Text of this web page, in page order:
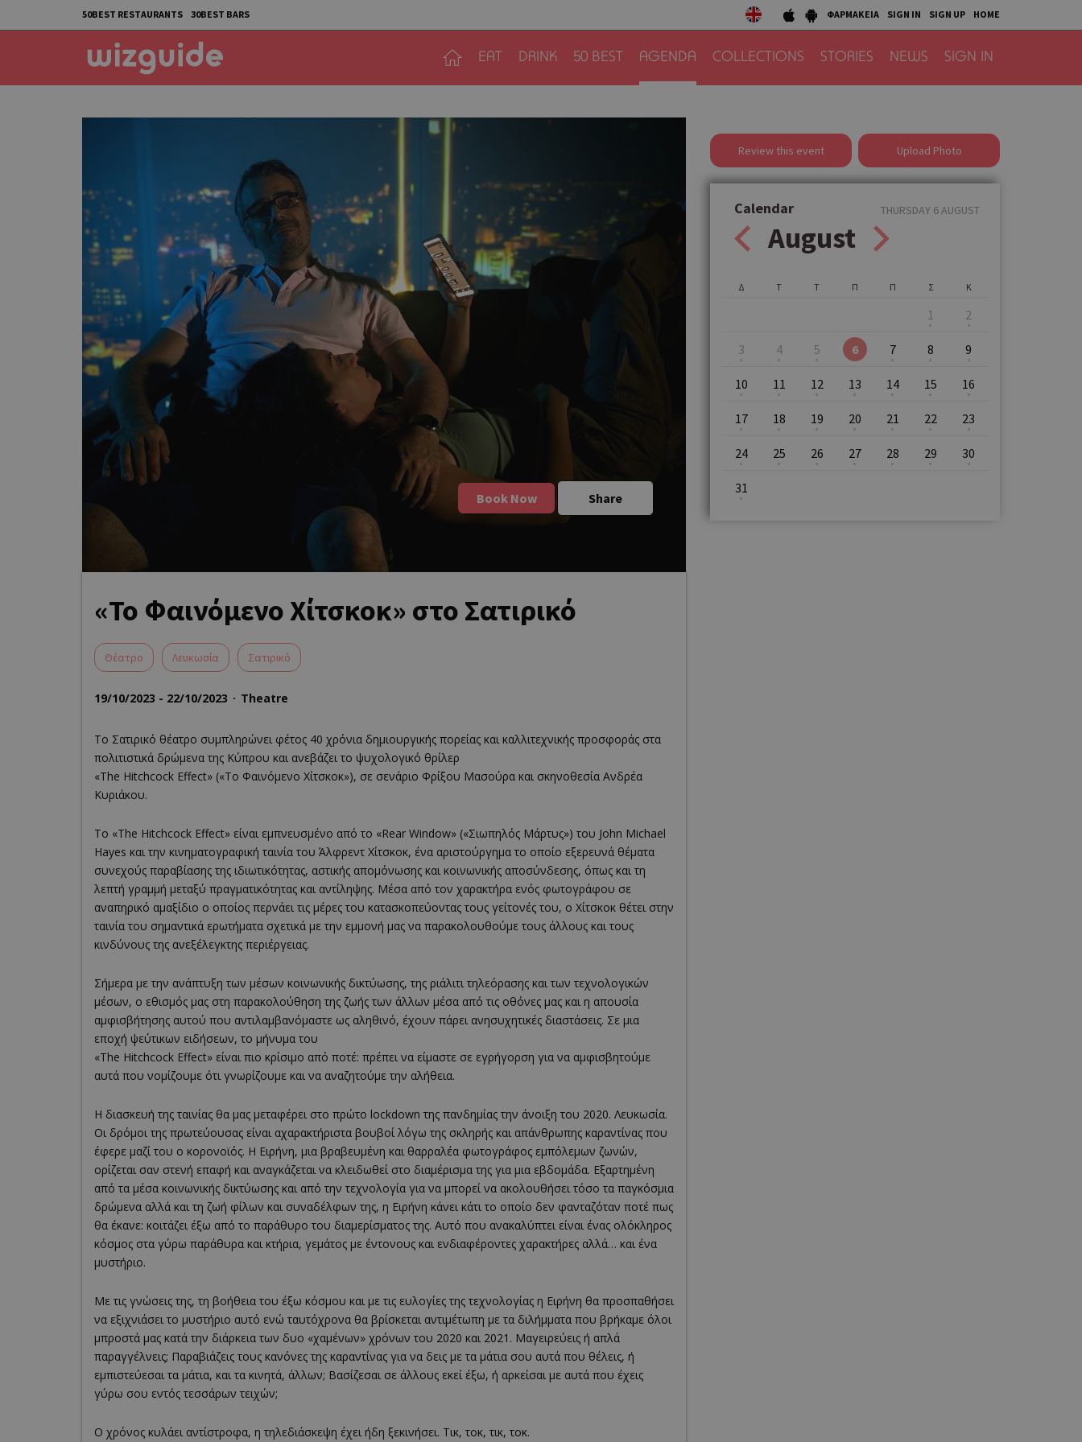
50BEST RESTAURANTS 30BEST BARS ΦΑΡΜΑΚΕΙΑ SIGN IN SIGN UP HOME
EAT DRINK 50 BEST AGENDA COLLECTIONS STORIES NEWS SIGN IN
Book Now Share
«Το Φαινόμενο Χίτσκοκ» στο Σατιρικό
Θέατρο Λευκωσία Σατιρικό
19/10/2023 - 22/10/2023 Theatre
Το Σατιρικό θέατρο συμπληρώνει φέτος 40 χρόνια δημιουργικής πορείας και καλλιτεχνικής προσφοράς στα
πολιτιστικά δρώμενα της Κύπρου και ανεβάζει το ψυχολογικό θρίλερ
«The Hitchcock Effect» («Το Φαινόμενο Χίτσκοκ»), σε σενάριο Φρίξου Μασούρα και σκηνοθεσία Ανδρέα
Κυριάκου.
Το «The Hitchcock Effect» είναι εμπνευσμένο από το «Rear Window» («Σιωπηλός Μάρτυς») του Jοhn Michael
Hayes και την κινηματογραφική ταινία του Άλφρεντ Χίτσκοκ, ένα αριστούργημα το οποίο εξερευνά θέματα
συνεχούς παραβίασης της ιδιωτικότητας, αστικής απομόνωσης και κοινωνικής αποσύνδεσης, όπως και τη
λεπτή γραμμή μεταξύ πραγματικότητας και αντίληψης. Μέσα από τον χαρακτήρα ενός φωτογράφου σε
αναπηρικό αμαξίδιο ο οποίος περνάει τις μέρες του κατασκοπεύοντας τους γείτονές του, ο Χίτσκοκ θέτει στην
ταινία του σημαντικά ερωτήματα σχετικά με την εμμονή μας να παρακολουθούμε τους άλλους και τους
κινδύνους της ανεξέλεγκτης περιέργειας.
Σήμερα με την ανάπτυξη των μέσων κοινωνικής δικτύωσης, της ριάλιτι τηλεόρασης και των τεχνολογικών
μέσων, ο εθισμός μας στη παρακολούθηση της ζωής των άλλων μέσα από τις οθόνες μας και η απουσία
αμφισβήτησης αυτού που αντιλαμβανόμαστε ως αληθινό, έχουν πάρει ανησυχητικές διαστάσεις. Σε μια
εποχή ψεύτικων ειδήσεων, το μήνυμα του
«The Hitchcock Effect» είναι πιο κρίσιμο από ποτέ: πρέπει να είμαστε σε εγρήγορση για να αμφισβητούμε
αυτά που νομίζουμε ότι γνωρίζουμε και να αναζητούμε την αλήθεια.
Η διασκευή της ταινίας θα μας μεταφέρει στο πρώτο lockdown της πανδημίας την άνοιξη του 2020. Λευκωσία.
Οι δρόμοι της πρωτεύουσας είναι αχαρακτήριστα βουβοί λόγω της σκληρής και απάνθρωπης καραντίνας που
έφερε μαζί του ο κορονοϊός. Η Ειρήνη, μια βραβευμένη και θαρραλέα φωτογράφος εμπόλεμων ζωνών,
ορίζεται σαν στενή επαφή και αναγκάζεται να κλειδωθεί στο διαμέρισμα της για μια εβδομάδα. Εξαρτημένη
από τα μέσα κοινωνικής δικτύωσης και από την τεχνολογία για να μπορεί να ακολουθήσει τόσο τα παγκόσμια
δρώμενα αλλά και τη ζωή φίλων και συναδέλφων της, η Ειρήνη κάνει κάτι το οποίο δεν φανταζόταν ποτέ πως
θα έκανε: κοιτάζει έξω από το παράθυρο του διαμερίσματος της. Αυτό που ανακαλύπτει είναι ένας ολόκληρος
κόσμος στα γύρω παράθυρα και κτήρια, γεμάτος με έντονους και ενδιαφέροντες χαρακτήρες αλλά… και ένα
μυστήριο.
Με τις γνώσεις της, τη βοήθεια του έξω κόσμου και με τις ευλογίες της τεχνολογίας η Ειρήνη θα προσπαθήσει
να εξιχνιάσει το μυστήριο αυτό ενώ ταυτόχρονα θα βρίσκεται αντιμέτωπη με τα διλήμματα που βρήκαμε όλοι
μπροστά μας κατά την διάρκεια των δυο «χαμένων» χρόνων του 2020 και 2021. Μαγειρεύεις ή απλά
παραγγέλνεις; Παραβιάζεις τους κανόνες της καραντίνας για να δεις με τα μάτια σου αυτά που θέλεις, ή
εμπιστεύεσαι τα μάτια, και τα κινητά, άλλων; Βασίζεσαι σε άλλους εκεί έξω, ή αρκείσαι με αυτά που έχεις
γύρω σου εντός τεσσάρων τειχών;
Ο χρόνος κυλάει αντίστροφα, η τηλεδιάσκεψη έχει ήδη ξεκινήσει. Τικ, τοκ, τικ, τοκ.
Review this event Upload Photo
Calendar
August
THURSDAY 6 AUGUST
Δ Τ Τ Π Π Σ
1
Κ
2
3 4 5 6 7 8 9
10 11 12 13 14 15 16
17 18 19 20 21 22 23
24 25 26 27 28 29 30
31